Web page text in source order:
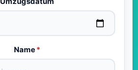
Name*